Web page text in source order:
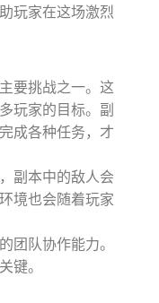
玩家在这场激烈
要挑战之一。这
玩家的目标。副
成各种任务，才
副本中的敌人会
境也会随着玩家
团队协作能力。
键。